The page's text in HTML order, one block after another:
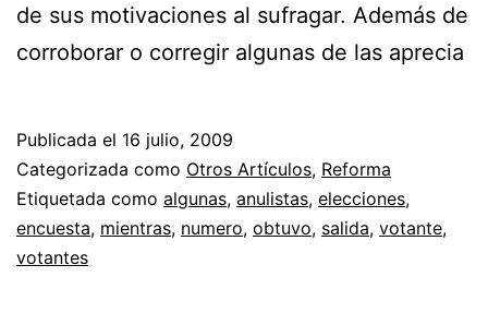
de sus motivaciones al sufragar. Además de
corroborar o corregir algunas de las aprecia
Publicada el 16 julio, 2009
Categorizada como Otros Artículos, Reforma
Etiquetada como algunas, anulistas, elecciones,
encuesta, mientras, numero, obtuvo, salida, votante,
votantes